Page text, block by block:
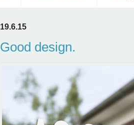
19.6.15
Good design.